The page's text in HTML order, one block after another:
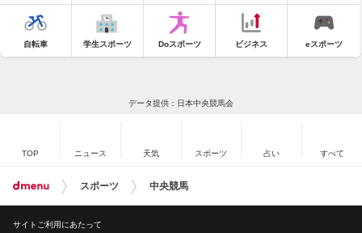
自転車 学生スポーツ Doスポーツ ビジネス eスポーツ
データ提供：日本中央競馬会
TOP ニュース 天気 スポーツ 占い すべて
スポーツ 中央競馬
サイトご利用にあたって